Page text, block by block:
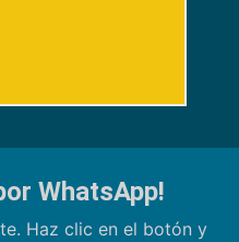
WhatsApp!
Haz clic en el botón y